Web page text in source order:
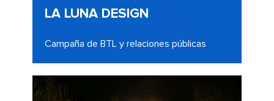
LA LUNA DESIGN
Campaña de BTL y relaciones públicas